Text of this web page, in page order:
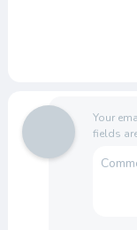
Your
fields